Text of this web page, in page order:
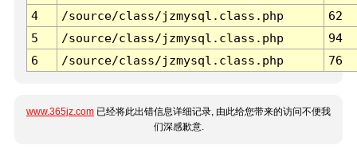
4
/source/class/jzmysql.class.php
62
5
/source/class/jzmysql.class.php
94
6
/source/class/jzmysql.class.php 76
www.365jz.com 已经将此出错信息详细记录, 由此给您带来的访问不便我
们深感歉意.